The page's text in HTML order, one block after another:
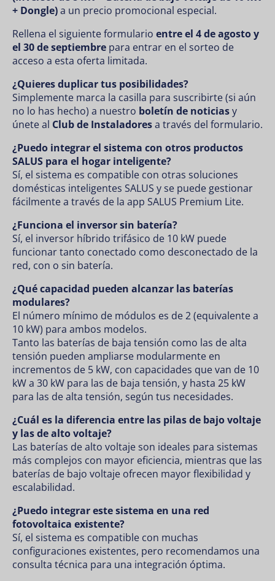
+ Dongle)a un precio promocional especial.
Rellena el siguiente formulario entre el 4 de agosto y
el 30 de septiembre para entrar en el sorteo de
acceso a esta oferta limitada.
¿Quieres duplicar tus posibilidades?
Simplemente marca la casilla para suscribirte (si aún
no lo has hecho) a nuestro boletín de noticiasy
únete al Club de Instaladoresa través del formulario.
¿Puedo integrar el sistema con otros productos
SALUS para el hogar inteligente?
Sí, el sistema es compatible con otras soluciones
domésticas inteligentes SALUS y se puede gestionar
fácilmente a través de la app SALUS Premium Lite.
¿Funciona el inversor sin batería?
Sí, el inversor híbrido trifásico de 10 kW puede
funcionar tanto conectado como desconectado de la
red, con o sin batería.
¿Qué capacidad pueden alcanzar las baterías
modulares?
El número mínimo de módulos es de 2 (equivalente a
10 kW) para ambos modelos.
Tanto las baterías de baja tensión como las de alta
tensión pueden ampliarse modularmente en
incrementos de 5 kW, con capacidades que van de 10
kW a 30 kW para las de baja tensión, y hasta 25 kW
para las de alta tensión, según tus necesidades.
¿Cuál es la diferencia entre las pilas de bajo voltaje
y las de alto voltaje?
Las baterías de alto voltaje son ideales para sistemas
más complejos con mayor eficiencia, mientras que las
baterías de bajo voltaje ofrecen mayor flexibilidad y
escalabilidad.
¿Puedo integrar este sistema en una red
fotovoltaica existente?
Sí, el sistema es compatible con muchas
configuraciones existentes, pero recomendamos una
consulta técnica para una integración óptima.